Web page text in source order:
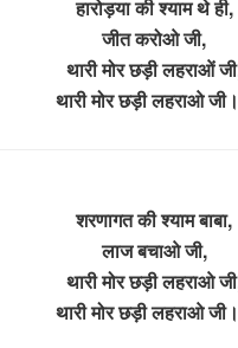
हारोड़या की श्याम थे ही,
जीत करोओ जी,
थारी मोर छड़ी लहराओं
थारी मोर छड़ी लहराओ
शरणागत की श्याम बाबा,
लाज बचाओ जी,
थारी मोर छड़ी लहराओ
थारी मोर छड़ी लहराओ